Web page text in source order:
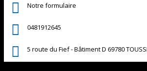
Notre formulaire
0481912645
5 route du Fief - Bâtiment D 69780